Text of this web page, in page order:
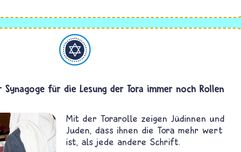
Synagoge für die Lesung der Tora immer noch Rollen
Mit der Torarolle zeigen Jüdinnen und
Juden, dass ihnen die Tora mehr wert
ist, als jede andere Schrift.